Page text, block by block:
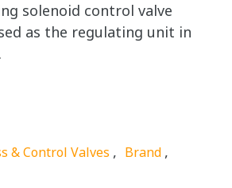
solenoid control valve
as the regulating unit in
& Control Valves , Brand,